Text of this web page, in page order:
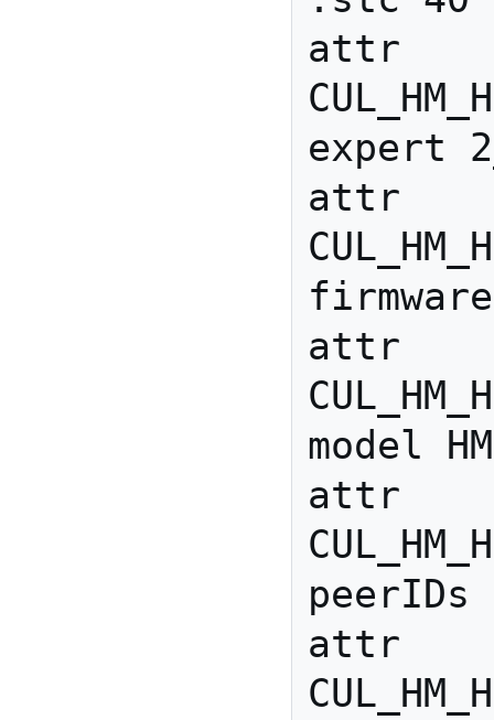
attr
expert
attr
attr
model
attr
peerIDs
attr